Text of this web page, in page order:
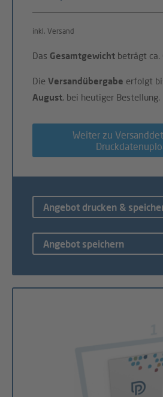
inkl. Versand
Das Gesamtgewicht beträgt ca.
Die Versandübergabe erfolgt
August, bei heutiger Bestellung.
Weiter zu
Angebot drucken &
Angebot speichern